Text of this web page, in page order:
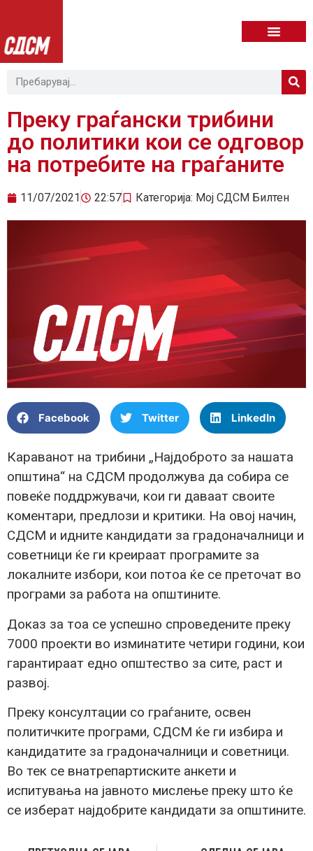
Преку граѓански трибини
до политики кои се одговор
на потребите на граѓаните
11/07/2021 22:57 Категорија: Мој СДСМ Билтен
Facebook Twitter LinkedIn
Караванот на трибини „Најдоброто за нашата
општина“ на СДСМ продолжува да собира се
повеќе поддржувачи, кои ги даваат своите
коментари, предлози и критики. На овој начин,
СДСМ и идните кандидати за градоначалници и
советници ќе ги креираат програмите за
локалните избори, кои потоа ќе се преточат во
програми за работа на општините.
Доказ за тоа се успешно спроведените преку
7000 проекти во изминатите четири години, кои
гарантираат едно општество за сите, раст и
развој.
Преку консултации со граѓаните, освен
политичките програми, СДСМ ќе ги избира и
кандидатите за градоначалници и советници.
Во тек се внатрепартиските анкети и
испитувања на јавното мислење преку што ќе
се изберат најдобрите кандидати за општините.